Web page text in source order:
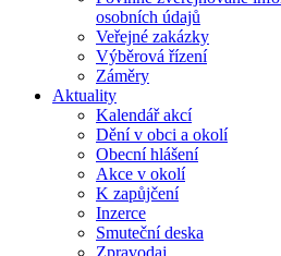
osobních údajů
Veřejné zakázky
Výběrová řízení
Záměry
Aktuality
Kalendář akcí
Dění v obci a okolí
Obecní hlášení
Akce v okolí
K zapůjčení
Inzerce
Smuteční deska
Zpravodaj